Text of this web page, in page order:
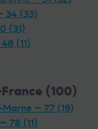
34 (33)
(31)
(11)
(100)
— 77 (19)
78 (11)